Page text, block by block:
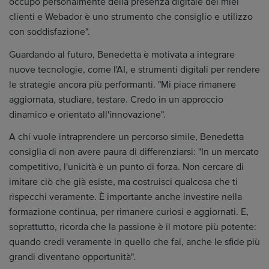
clienti e Webador è uno strumento che consiglio e utilizzo
con soddisfazione".
Guardando al futuro, Benedetta è motivata a integrare
nuove tecnologie, come l'AI, e strumenti digitali per rendere
le strategie ancora più performanti. "Mi piace rimanere
aggiornata, studiare, testare. Credo in un approccio
dinamico e orientato all'innovazione".
A chi vuole intraprendere un percorso simile, Benedetta
consiglia di non avere paura di differenziarsi: "In un mercato
competitivo, l'unicità è un punto di forza. Non cercare di
imitare ciò che già esiste, ma costruisci qualcosa che ti
rispecchi veramente. È importante anche investire nella
formazione continua, per rimanere curiosi e aggiornati. E,
soprattutto, ricorda che la passione è il motore più potente:
quando credi veramente in quello che fai, anche le sfide più
grandi diventano opportunità".